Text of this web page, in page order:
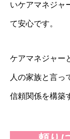
いケアマネジャ
て安心です。
ケアマネジャー
人の家族と言っ
信頼関係を構築